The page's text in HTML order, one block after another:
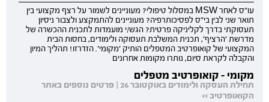
עו"ס לאחר MSW במסלול טיפולי? מעוניינים לשמור על רצף מקצועי בין
תואר שני לבין בי"ס לפסיכותרפיה? מעוניינים להתמקצע ולצבור ניסיון
תעסוקתי בדרך לקליניקה פרטית? הגש/י מועמדות לתכנית ההכשרה של
מדרשת 'הרציף', תכנית המשלבת תעסוקה ולימודים, בחסות הבית
המקצועי של קואופרטיב המטפלים הותיק 'מקומי'. הזדרזו! תהליך המיון
והקבלה לקראת סיום, נותרו מקומות אחרונים
מקומי - קואופרטיב מטפלים
תחילת העסקה ולימודים באוקטובר 26 | פרטים נוספים באתר
הקואופרטיב >>